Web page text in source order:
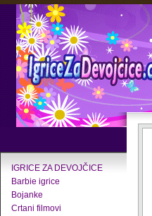
IGRICE ZA DEVOJČICE
Barbie igrice
Bojanke
Crtani filmovi